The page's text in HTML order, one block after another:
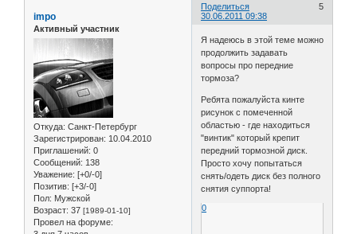
Поделиться
5
30.06.2011 09:38
impo
Активный участник
Откуда: Санкт-Петербург
Зарегистрирован: 10.04.2010
Приглашений: 0
Сообщений: 138
Уважение: [+0/-0]
Позитив: [+3/-0]
Пол: Мужской
Возраст: 37 [1989-01-10]
Провел на форуме:
Я надеюсь в этой теме можно
продолжить задавать
вопросы про передние
тормоза?
Ребята пожалуйста кинте
рисунок с помеченной
областью - где находиться
"винтик" который крепит
передний тормозной диск.
Просто хочу попытаться
снять/одеть диск без полного
снятия суппорта!
0